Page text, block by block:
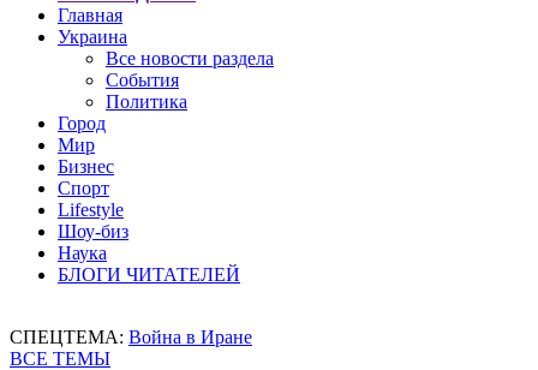
Главная
Украина
Все новости раздела
События
Политика
Город
Мир
Бизнес
Спорт
Lifestyle
Шоу-биз
Наука
БЛОГИ ЧИТАТЕЛЕЙ
СПЕЦТЕМА: Война в Иране
ВСЕ ТЕМЫ